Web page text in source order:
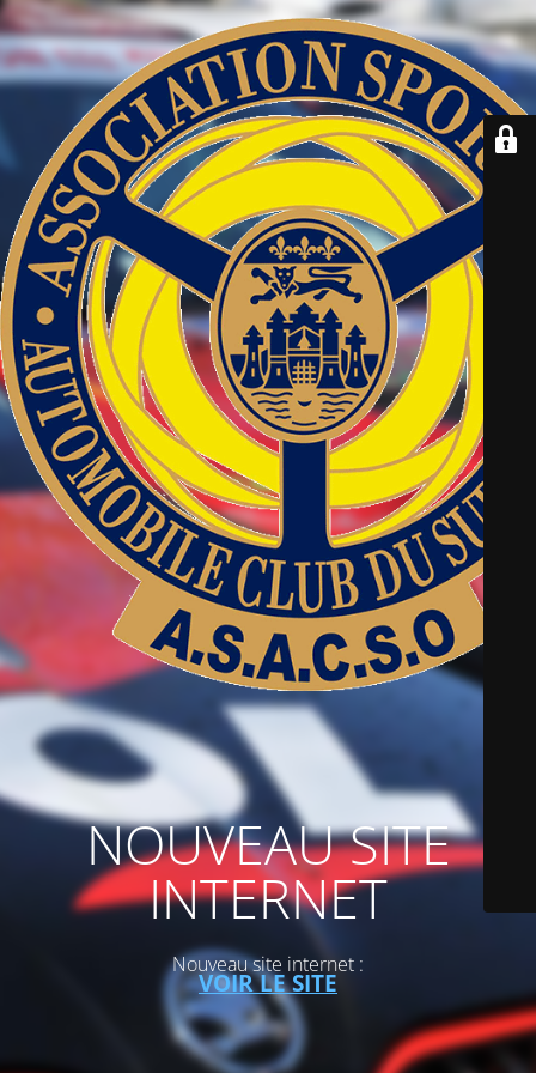
NOUVEAU SITE
INTERNET
Nouveau site internet :
VOIR LE SITE